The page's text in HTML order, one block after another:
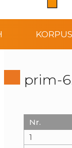
prim-
Nr.
1